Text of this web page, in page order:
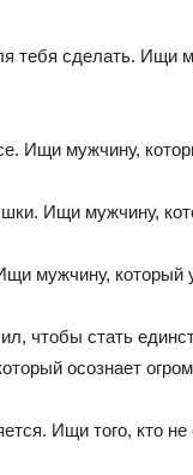
тебя сделать. Ищи
Ищи мужчину,
Ищи мужчину,
мужчину, который
чтобы стать
осознает
Ищи того, кто не